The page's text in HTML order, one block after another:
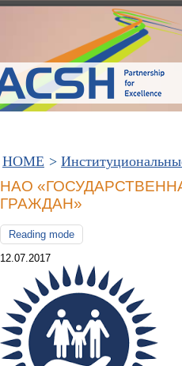
HOME >
НАО
ГРАЖДАН»
Reading mode
12.07.2017